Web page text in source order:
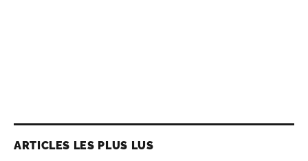
ARTICLES LES PLUS LUS